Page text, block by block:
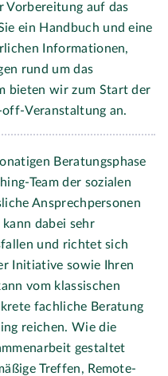
Vorbereitung auf das
ein Handbuch und eine
Informationen,
rund um das
bieten wir zum Start der
Veranstaltung an.
Beratungsphase
Team der sozialen
Ansprechpersonen
dabei sehr
und richtet sich
Initiative sowie Ihren
vom klassischen
fachliche Beratung
reichen. Wie die
gestaltet
Treffen, Remote-